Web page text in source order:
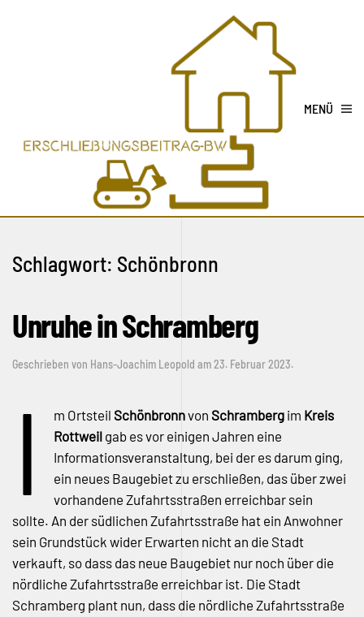
MENÜ
Schlagwort: Schönbronn
Unruhe in Schramberg
Geschrieben von Hans-Joachim Leopold am23. Februar 2023.
I m OrtsteilSchönbronnvonSchramberg im Kreis
Rottweil gab es vor einigen Jahren eine
Informationsveranstaltung, bei der es darum ging,
ein neues Baugebiet zu erschließen, das über zwei
vorhandene Zufahrtsstraßen erreichbar sein
sollte. An der südlichen Zufahrtsstraße hat ein Anwohner
sein Grundstück wider Erwarten nicht an die Stadt
verkauft, so dass das neue Baugebiet nur noch über die
nördliche Zufahrtsstraße erreichbar ist. Die Stadt
Schramberg plant nun, dass die nördliche Zufahrtsstraße